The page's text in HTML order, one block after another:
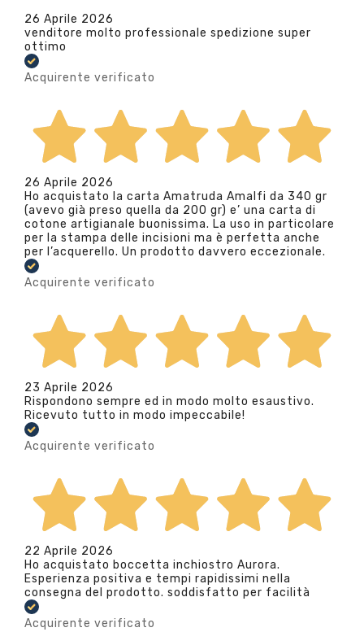
26 Aprile 2026
venditore molto professionale spedizione super
ottimo
Acquirente verificato
26 Aprile 2026
Ho acquistato la carta Amatruda Amalfi da 340 gr
(avevo già preso quella da 200 gr) e’ una carta di
cotone artigianale buonissima. La uso in particolare
per la stampa delle incisioni ma è perfetta anche
per l’acquerello. Un prodotto davvero eccezionale.
Acquirente verificato
23 Aprile 2026
Rispondono sempre ed in modo molto esaustivo.
Ricevuto tutto in modo impeccabile!
Acquirente verificato
22 Aprile 2026
Ho acquistato boccetta inchiostro Aurora.
Esperienza positiva e tempi rapidissimi nella
consegna del prodotto. soddisfatto per facilità
Acquirente verificato